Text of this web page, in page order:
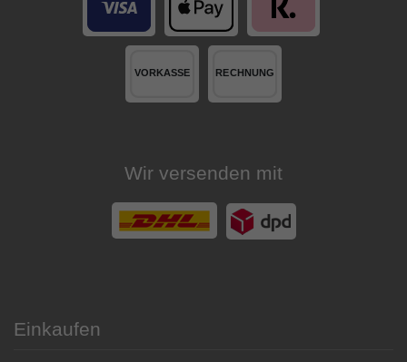
Wir versenden mit
Einkaufen